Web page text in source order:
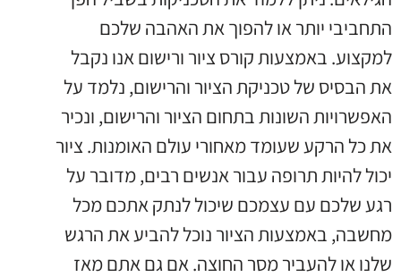
התחביבי יותר או להפוך את האהבה שלכם
למקצוע. באמצעות קורס ציור ורישום אנו נקבל
את הבסיס של טכניקת הציור והרישום, נלמד על
האפשרויות השונות בתחום הציור והרישום, ונכיר
את כל הרקע שעומד מאחורי עולם האומנות. ציור
יכול להיות תרופה עבור אנשים רבים, מדובר על
רגע שלכם עם עצמכם שיכול לנתק אתכם מכל
מחשבה, באמצעות הציור נוכל להביע את הרגש
שלנו או להעביר מסר החוצה. אם גם אתם מאז